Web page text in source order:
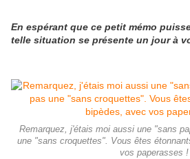
En espérant que ce petit mémo
telle situation se présente un jour à
Remarquez, j'étais moi aussi une "sans
une "sans croquettes". Vous êtes
vos paperasses !